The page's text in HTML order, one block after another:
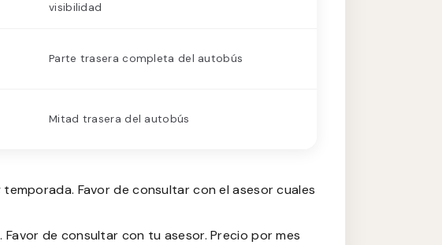
visibilidad
Parte trasera completa del autobús
Mitad trasera del autobús
Favor de consultar con el asesor cuales
de consultar con tu asesor. Precio por mes